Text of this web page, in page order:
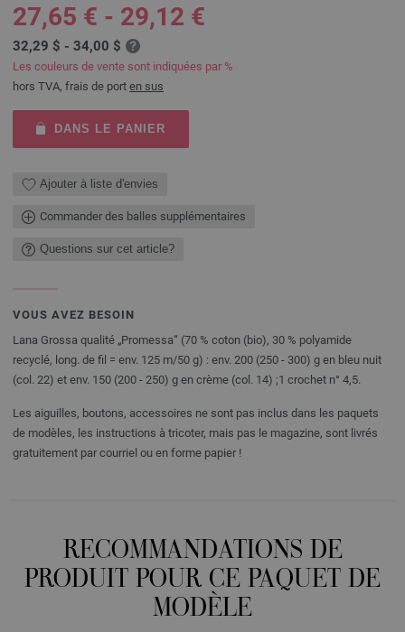
27,65 € - 29,12 €
32,29 $ - 34,00 $
Les couleurs de vente sont indiquées par %
hors TVA, frais de port en sus
DANS LE PANIER
Ajouter à liste d'envies
Commander des balles supplémentaires
Questions sur cet article?
VOUS AVEZ BESOIN
Lana Grossa qualité „Promessa“ (70 % coton (bio), 30 % polyamide
recyclé, long. de fil = env. 125 m/50 g) : env. 200 (250 - 300) g en bleu nuit
(col. 22) et env. 150 (200 - 250) g en crème (col. 14) ;1 crochet n° 4,5.
Les aiguilles, boutons, accessoires ne sont pas inclus dans les paquets
de modèles, les instructions à tricoter, mais pas le magazine, sont livrés
gratuitement par courriel ou en forme papier !
RECOMMANDATIONS DE
PRODUIT POUR CE PAQUET DE
MODÈLE